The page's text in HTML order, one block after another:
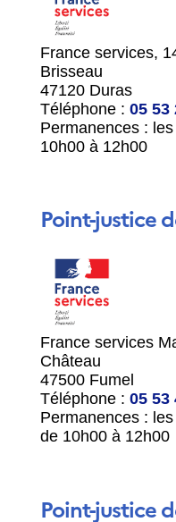
France services,
Brisseau
47120 Duras
Téléphone : 05 53
Permanences : les
10h00 à 12h00
Point-justice
France services
Château
47500 Fumel
Téléphone : 05 53
Permanences :
de 10h00 à 12h00
Point-justice